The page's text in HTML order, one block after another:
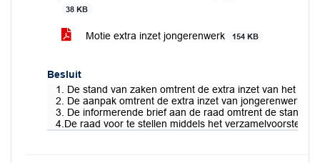
38 KB
Motie extra inzet jongerenwerk 154 KB
Besluit
1. De stand van zaken omtrent de extra inzet van het
2. De aanpak omtrent de extra inzet van jongerenwerk
3. De informerende brief aan de raad omtrent de stand
4.De raad voor te stellen middels het verzamelvoorstel